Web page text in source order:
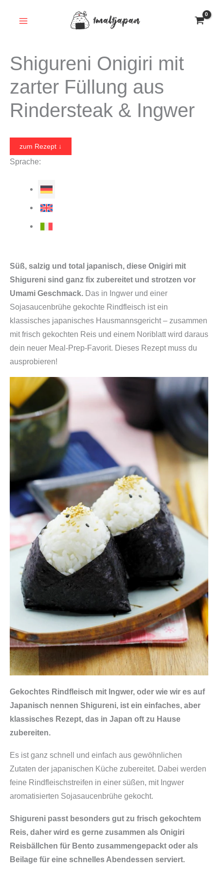
Shigureni Onigiri mit
zarter Füllung aus
Rindersteak & Ingwer
zum Rezept ↓
Sprache:
Süß, salzig und total japanisch, diese Onigiri mit
Shigureni sind ganz fix zubereitet und strotzen vor
Umami Geschmack. Das in Ingwer und einer
Sojasaucenbrühe gekochte Rindfleisch ist ein
klassisches japanisches Hausmannsgericht – zusammen
mit frisch gekochten Reis und einem Noriblatt wird daraus
dein neuer Meal-Prep-Favorit. Dieses Rezept muss du
ausprobieren!
Gekochtes Rindfleisch mit Ingwer, oder wie wir es auf
Japanisch nennen Shigureni, ist ein einfaches, aber
klassisches Rezept, das in Japan oft zu Hause
zubereiten.
Es ist ganz schnell und einfach aus gewöhnlichen
Zutaten der japanischen Küche zubereitet. Dabei werden
feine Rindfleischstreifen in einer süßen, mit Ingwer
aromatisierten Sojasaucenbrühe gekocht.
Shigureni passt besonders gut zu frisch gekochtem
Reis, daher wird es gerne zusammen als Onigiri
Reisbällchen für Bento zusammengepackt oder als
Beilage für eine schnelles Abendessen serviert.